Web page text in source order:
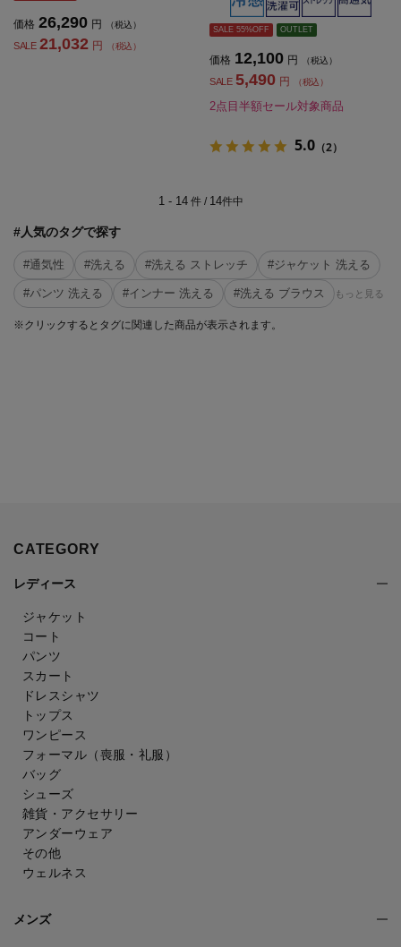
価格 26,290 円 （税込）
SALE 21,032 円 （税込）
夏【レディース】
SALE 55%OFF OUTLET
価格 12,100 円 （税込）
SALE 5,490 円 （税込）
2点目半額セール対象商品
5.0 （2）
1 - 14件 / 14件中
#人気のタグで探す
#通気性 #洗える #洗える ストレッチ #ジャケット 洗える
#パンツ 洗える #インナー 洗える #洗える ブラウス もっと見る
※クリックするとタグに関連した商品が表示されます。
CATEGORY
レディース
ジャケット
コート
パンツ
スカート
ドレスシャツ
トップス
ワンピース
フォーマル（喪服・礼服）
バッグ
シューズ
雑貨・アクセサリー
アンダーウェア
その他
ウェルネス
メンズ